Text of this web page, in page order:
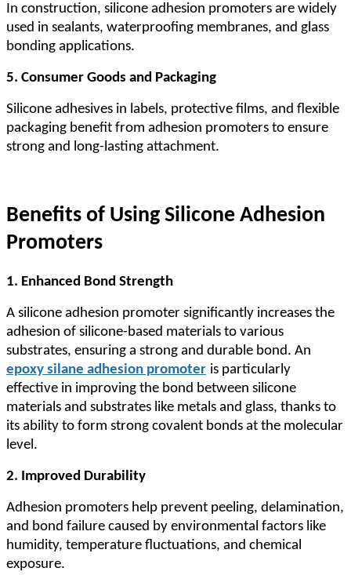
In construction, silicone adhesion promoters are widely
used in sealants, waterproofing membranes, and glass
bonding applications.
5. Consumer Goods and Packaging
Silicone adhesives in labels, protective films, and flexible
packaging benefit from adhesion promoters to ensure
strong and long-lasting attachment.
Benefits of Using Silicone Adhesion
Promoters
1. Enhanced Bond Strength
A silicone adhesion promoter significantly increases the
adhesion of silicone-based materials to various
substrates, ensuring a strong and durable bond. An
epoxy silane adhesion promoter is particularly
effective in improving the bond between silicone
materials and substrates like metals and glass, thanks to
its ability to form strong covalent bonds at the molecular
level.
2. Improved Durability
Adhesion promoters help prevent peeling, delamination,
and bond failure caused by environmental factors like
humidity, temperature fluctuations, and chemical
exposure.